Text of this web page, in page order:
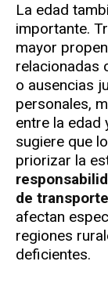
La edad
importante.
mayor
relacionadas
o ausencias
personales,
entre la edad
sugiere que
priorizar la
de
afectan
regiones
deficientes.